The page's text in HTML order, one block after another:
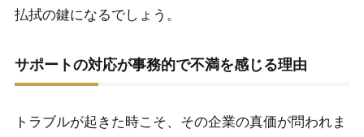
払拭の鍵になるでしょう。
サポートの対応が事務的で不満を感じる理由
トラブルが起きた時こそ、その企業の真価が問われま